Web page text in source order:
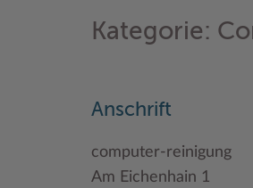
Kategorie:
Anschrift
computer-reinigung
Am Eichenhain 1